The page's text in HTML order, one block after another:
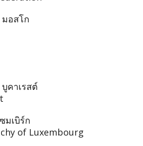
มอสโก
คาเรสต์
มเบิร์ก
of Luxembourg